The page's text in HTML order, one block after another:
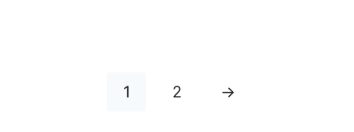
1 2 →